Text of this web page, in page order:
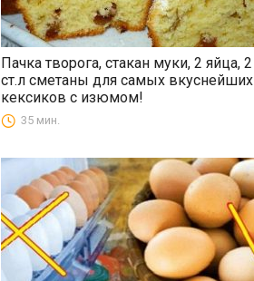
Выпечка
Пачка творога, стакан муки, 2 яйца, 2
ст.л сметаны для самых вкуснейших
кексиков с изюмом!
35 мин.